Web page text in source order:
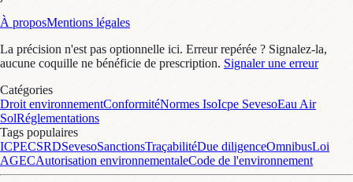
À proposMentions légales
La précision n'est pas optionnelle ici. Erreur repérée ? Signalez-la,
aucune coquille ne bénéficie de prescription. Signaler une erreur
Catégories
Droit environnementConformitéNormes IsoIcpe SevesoEau Air
SolRéglementations
Tags populaires
ICPECSRDSevesoSanctionsTraçabilitéDue diligenceOmnibusLoi
AGECAutorisation environnementaleCode de l'environnement